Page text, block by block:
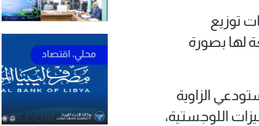
توزيع
لها بصورة
الزاوية
اللوجستية،